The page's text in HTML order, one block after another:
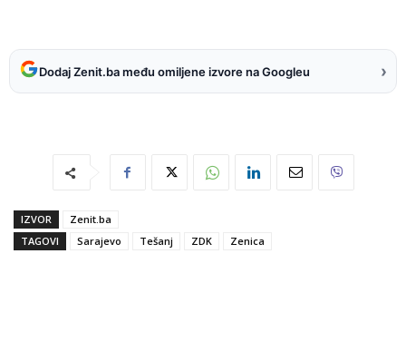
Dodaj Zenit.ba među omiljene izvore na Googleu ›
IZVOR
Zenit.ba
TAGOVI
Sarajevo Tešanj ZDK Zenica